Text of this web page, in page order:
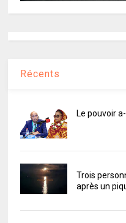
Récents
Le pouvoir
Trois
après un